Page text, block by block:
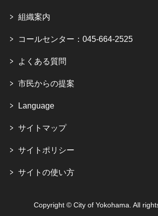
組織案内
コールセンター：045-664-2525
よくある質問
市民からの提案
Language
サイトマップ
サイトポリシー
サイトの使い方
Copyright © City of Yokohama. All